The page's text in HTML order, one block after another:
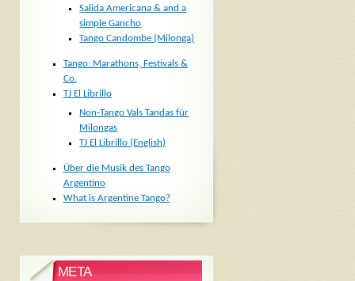
Salida Americana & and a
simple Gancho
Tango Candombe (Milonga)
Tango: Marathons, Festivals &
Co.
TJ El Librillo
Non-Tango Vals Tandas für
Milongas
TJ El Librillo (English)
Über die Musik des Tango
Argentino
What is Argentine Tango?
META